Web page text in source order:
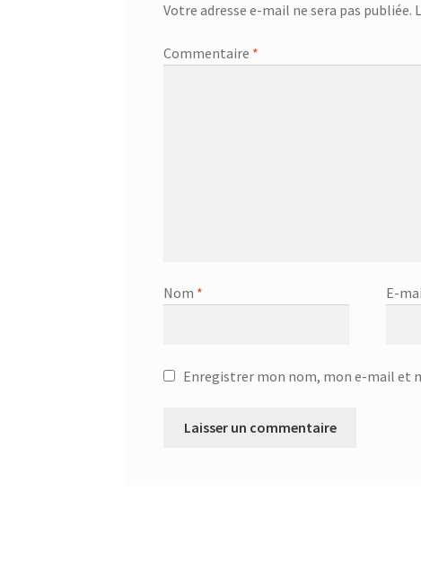
Votre adresse e-mail ne sera pas publiée.
Commentaire *
Nom * E-
Enregistrer mon nom, mon e-mail et